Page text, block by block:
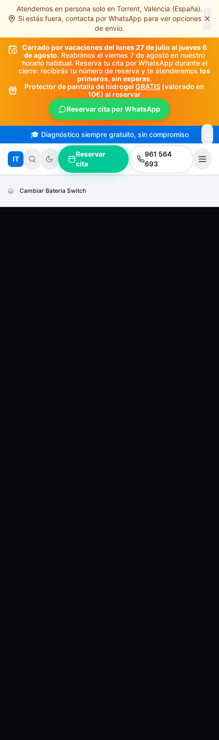
Saltar al contenido principal
Atendemos en persona solo en Torrent, Valencia (España).
Si estás fuera, contacta por WhatsApp para ver opciones
de envío.
Cerrado por vacaciones del lunes 27 de julio al jueves 6
de agosto. Reabrimos el viernes 7 de agosto en nuestro
horario habitual. Reserva tu cita por WhatsApp durante el
cierre: recibirás tu número de reserva y te atenderemos los
primeros, sin esperas.
Protector de pantalla de hidrogel GRATIS (valorado en
10€) al reservar
Reservar cita por WhatsApp
🎓 Diagnóstico siempre gratuito, sin compromiso
IT
Reservar
cita
961 564
693
Cambiar Bateria Switch